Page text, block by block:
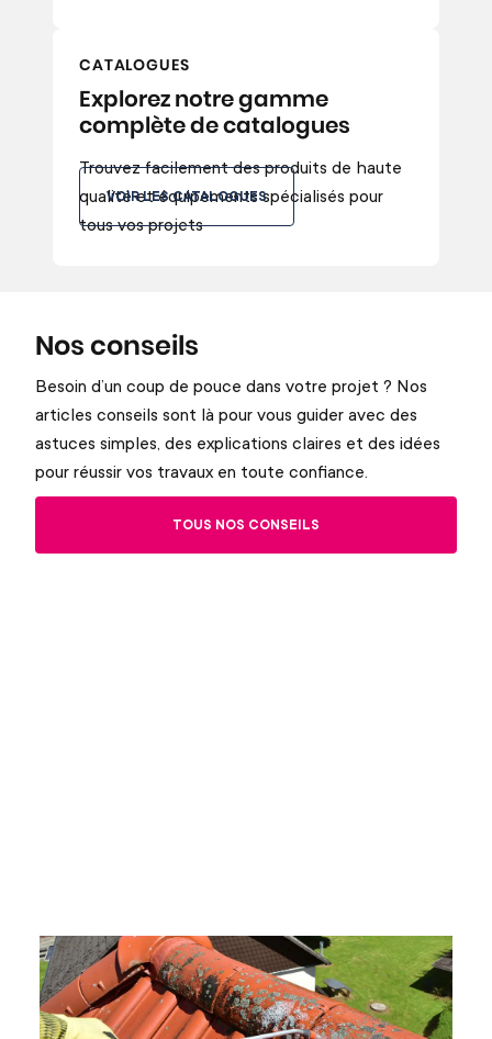
CATALOGUES
Explorez notre gamme
complète de catalogues
Trouvez facilement des produits de haute
qualité et équipements spécialisés pour
tous vos projets
VOIR LES CATALOGUES
Nos conseils
Besoin d’un coup de pouce dans votre projet ? Nos
articles conseils sont là pour vous guider avec des
astuces simples, des explications claires et des idées
pour réussir vos travaux en toute confiance.
TOUS NOS CONSEILS